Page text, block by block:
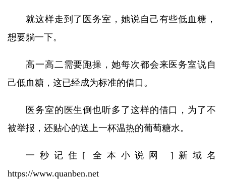
就这样走到了医务室，她说自己有些低血糖，
想要躺一下。
高一高二需要跑操，她每次都会来医务室说自
己低血糖，这已经成为标准的借口。
医务室的医生倒也听多了这样的借口，为了不
被举报，还贴心的送上一杯温热的葡萄糖水。
一秒记住[ 全本小说网 ]新域名
https://www.quanben.net